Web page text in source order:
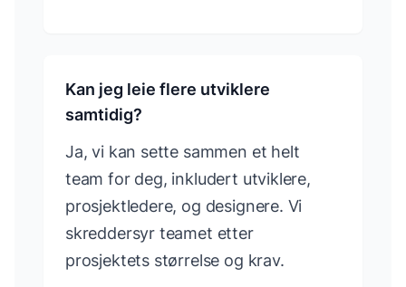
Kan jeg leie flere utviklere
samtidig?
Ja, vi kan sette sammen et helt
team for deg, inkludert utviklere,
prosjektledere, og designere. Vi
skreddersyr teamet etter
prosjektets størrelse og krav.